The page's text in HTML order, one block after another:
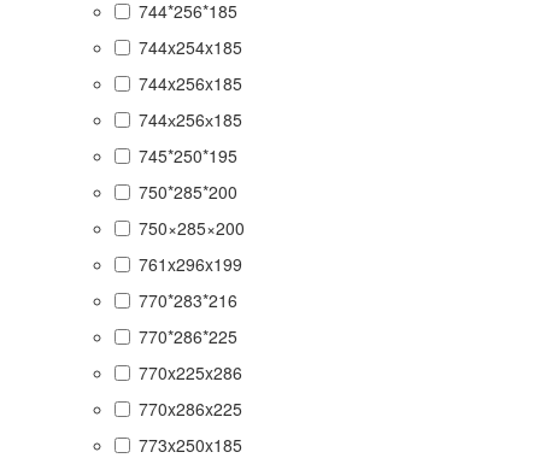
744*256*185
744x254x185
744x256x185
744х256х185
745*250*195
750*285*200
750×285×200
761x296x199
770*283*216
770*286*225
770x225x286
770x286x225
773x250x185